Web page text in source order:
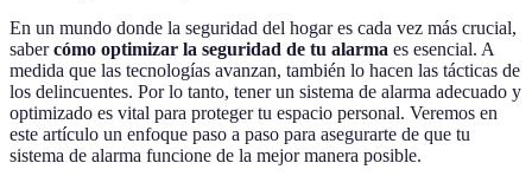
En un mundo donde la seguridad del hogar es cada vez más crucial,
sabercómo optimizar la seguridad de tu alarma es esencial. A
medida que las tecnologías avanzan, también lo hacen las tácticas de
los delincuentes. Por lo tanto, tener un sistema de alarma adecuado y
optimizado es vital para proteger tu espacio personal. Veremos en
este artículo un enfoque paso a paso para asegurarte de que tu
sistema de alarma funcione de la mejor manera posible.